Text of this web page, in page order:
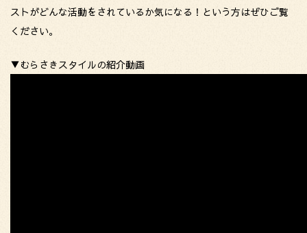
ストがどんな活動をされているか気になる！という方はぜひご覧
ください。
▼むらさきスタイルの紹介動画